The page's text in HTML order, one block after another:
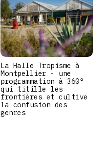
La Halle Tropisme à
Montpellier - une
programmation à 360°
qui titille les
frontières et cultive
la confusion des
genres